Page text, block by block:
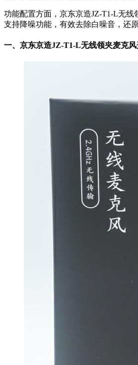
功能配置方面，京东京造JZ-T1-L无
支持降噪功能，有效去除白噪音，还
一、京东京造JZ-T1-L无线领夹麦克风